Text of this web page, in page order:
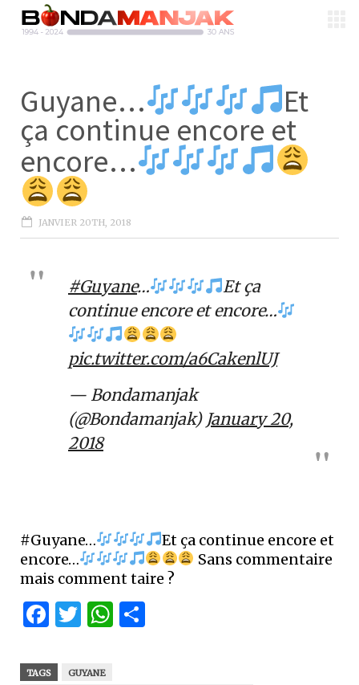
Guyane… Et
ça continue encore et
encore…
JANVIER 20TH, 2018
#Guyane…
Et ça
continue encore et encore…
pic.twitter.com/a6CakenlUJ
— Bondamanjak
(@Bondamanjak) January 20,
2018
#Guyane…
Et ça continue encore et
encore…
Sans commentaire
mais comment taire ?
Facebook
Twitter
WhatsApp
TAGS
GUYANE